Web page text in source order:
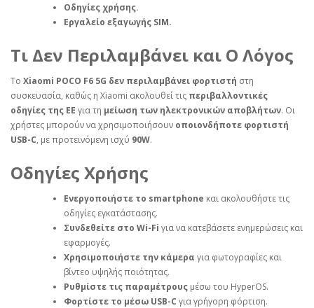
Οδηγίες χρήσης.
Εργαλείο εξαγωγής SIM.
Τι Δεν Περιλαμβάνει και Ο Λόγος
Το Xiaomi POCO F6 5G δεν περιλαμβάνει φορτιστή στη
συσκευασία, καθώς η Xiaomi ακολουθεί τις περιβαλλοντικές
οδηγίες της ΕΕ για τη μείωση των ηλεκτρονικών αποβλήτων. Οι
χρήστες μπορούν να χρησιμοποιήσουν οποιονδήποτε φορτιστή
USB-C, με προτεινόμενη ισχύ 90W.
Οδηγίες Χρήσης
Ενεργοποιήστε το smartphone και ακολουθήστε τις
οδηγίες εγκατάστασης.
Συνδεθείτε στο Wi-Fi για να κατεβάσετε ενημερώσεις και
εφαρμογές.
Χρησιμοποιήστε την κάμερα για φωτογραφίες και
βίντεο υψηλής ποιότητας.
Ρυθμίστε τις παραμέτρους μέσω του HyperOS.
Φορτίστε το μέσω USB-C για γρήγορη φόρτιση.